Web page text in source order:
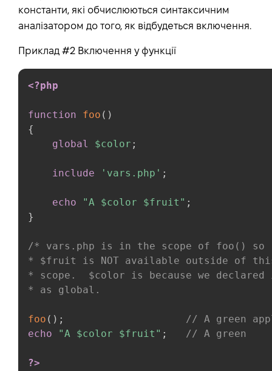
константи, які обчислюються синтаксичним
аналізатором до того, як відбудеться включення.
Приклад #2 Включення у функції
<?php
function foo ( )
{
global
$color ;
include 'vars.php' ;
echo "A $color $fruit " ;
}
/* vars.php is in the scope of foo()
* $fruit is NOT available outside of
* scope.  $color is because we
* as global.
foo ( ) ;
// A green
echo
"A $color $fruit " ; // A green
?>